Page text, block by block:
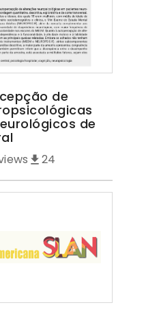
de
de
24